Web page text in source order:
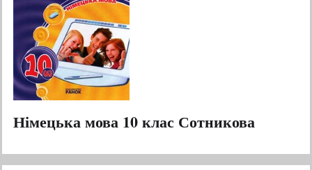
Німецька мова 10 клас Сотникова